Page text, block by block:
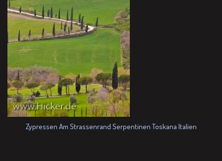
Zypressen Am Strassenrand Serpentinen Toskana Italien